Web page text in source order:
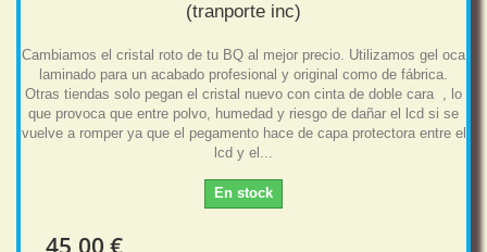
(tranporte inc)
Cambiamos el cristal roto de tu BQ al mejor precio. Utilizamos gel oca
laminado para un acabado profesional y original como de fábrica.
Otras tiendas solo pegan el cristal nuevo con cinta de doble cara , lo
que provoca que entre polvo, humedad y riesgo de dañar el lcd si se
vuelve a romper ya que el pegamento hace de capa protectora entre el
lcd y el...
En stock
45,00 €